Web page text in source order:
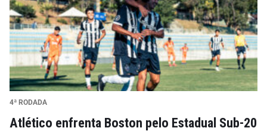
4ª RODADA
Atlético enfrenta Boston pelo Estadual Sub-20